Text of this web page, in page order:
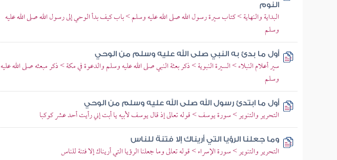
النوم
البداية والنهاية > كتاب سيرة رسول الله صلى الله عليه وسلم > باب كيف بدأ الوحي إلى رسول الله صلى الله عليه
وسلم
أول ما بدئ به النبي صلى الله عليه وسلم من الوحي
سير أعلام النبلاء > السيرة النبوية > ذكر بعثة النبي صلى الله عليه وسلم والدعوة في مكة > ذكر مبعثه صلى الله عليه
وسلم
أول ما ابتدئ رسول الله صلى الله عليه وسلم من الوحي
التحرير والتنوير > سورة يوسف > قوله تعالى إذ قال يوسف لأبيه يا أبت إني رأيت أحد عشر كوكبا
وما جعلنا الرؤيا التي أريناك إلا فتنة للناس
التحرير والتنوير > سورة الإسراء > قوله تعالى وما جعلنا الرؤيا التي أريناك إلا فتنة للناس